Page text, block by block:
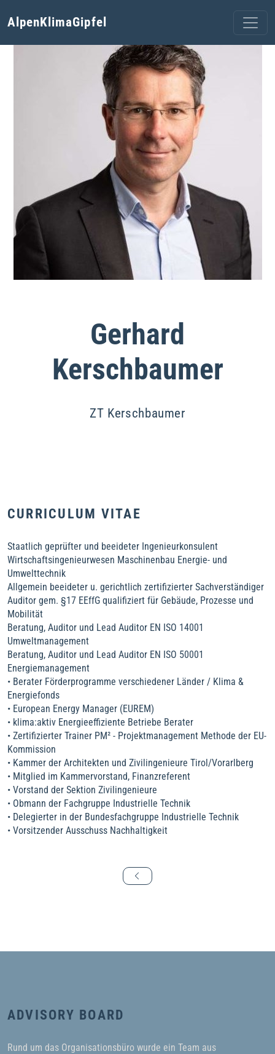
AlpenKlimaGipfel
Gerhard
Kerschbaumer
ZT Kerschbaumer
CURRICULUM VITAE
Staatlich geprüfter und beeideter Ingenieurkonsulent
Wirtschaftsingenieurwesen Maschinenbau Energie- und
Umwelttechnik
Allgemein beeideter u. gerichtlich zertifizierter Sachverständiger
Auditor gem. §17 EEffG qualifiziert für Gebäude, Prozesse und
Mobilität
Beratung, Auditor und Lead Auditor EN ISO 14001
Umweltmanagement
Beratung, Auditor und Lead Auditor EN ISO 50001
Energiemanagement
• Berater Förderprogramme verschiedener Länder / Klima &
Energiefonds
• European Energy Manager (EUREM)
• klima:aktiv Energieeffiziente Betriebe Berater
• Zertifizierter Trainer PM² - Projektmanagement Methode der EU-
Kommission
• Kammer der Architekten und Zivilingenieure Tirol/Vorarlberg
• Mitglied im Kammervorstand, Finanzreferent
• Vorstand der Sektion Zivilingenieure
• Obmann der Fachgruppe Industrielle Technik
• Delegierter in der Bundesfachgruppe Industrielle Technik
• Vorsitzender Ausschuss Nachhaltigkeit
ADVISORY BOARD
Rund um das Organisationsbüro wurde ein Team aus